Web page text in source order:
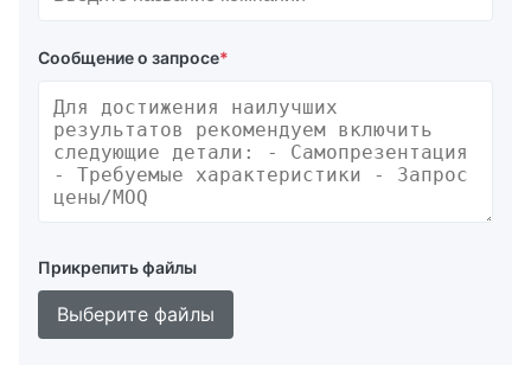
Сообщение о запросе*
Прикрепить файлы
Выберите файлы